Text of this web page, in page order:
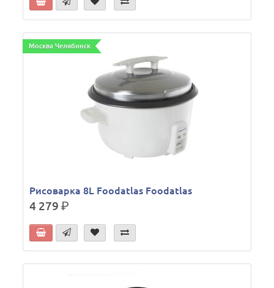
Москва Челябинск
Рисоварка 8L Foodatlas Foodatlas
4 279р.